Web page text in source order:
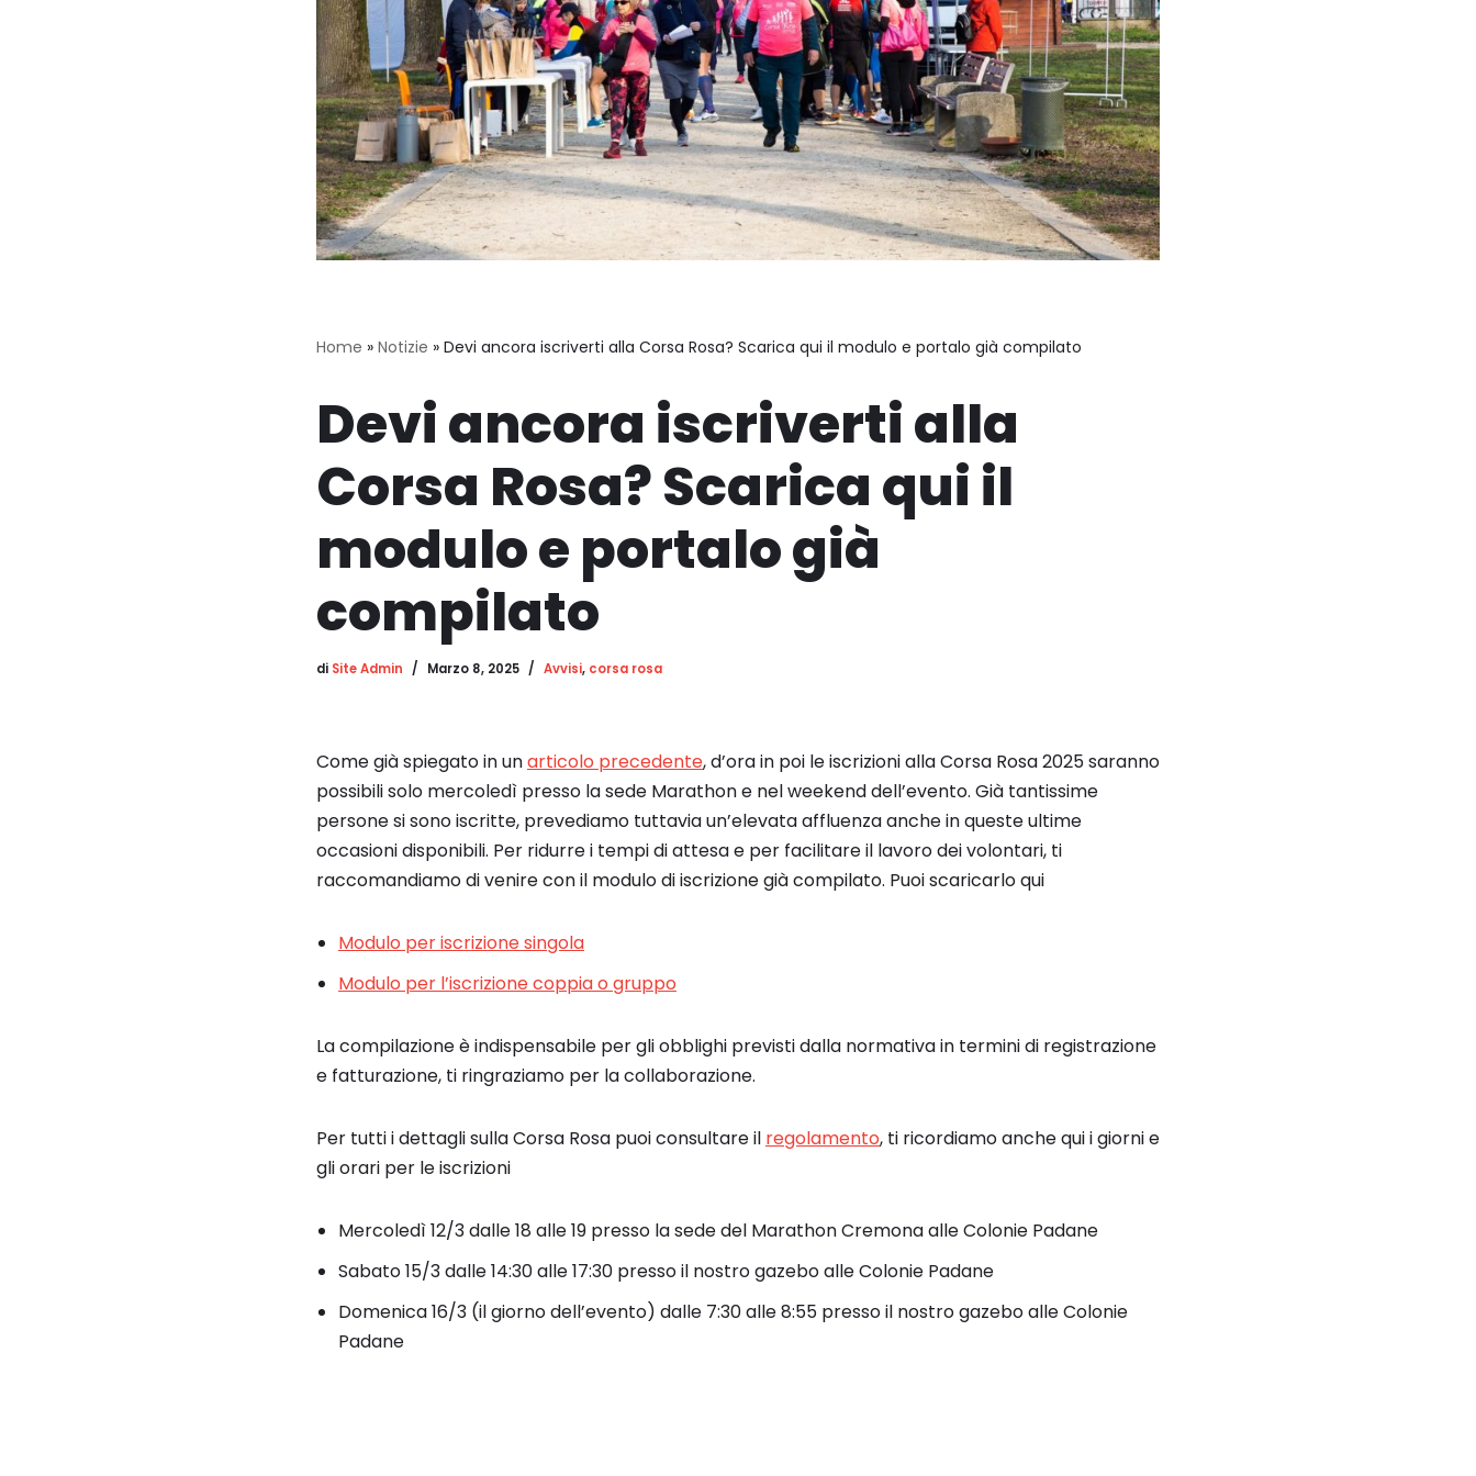
Home » Notizie » Devi ancora iscriverti alla Corsa Rosa? Scarica qui il modulo e portalo già compilato
Devi ancora iscriverti alla
Corsa Rosa? Scarica qui il
modulo e portalo già
compilato
di Site Admin Marzo 8, 2025 Avvisi, corsa rosa
Come già spiegato in unarticolo precedente, d’ora in poi le iscrizioni alla Corsa Rosa 2025 saranno
possibili solo mercoledì presso la sede Marathon e nel weekend dell’evento. Già tantissime
persone si sono iscritte, prevediamo tuttavia un’elevata affluenza anche in queste ultime
occasioni disponibili. Per ridurre i tempi di attesa e per facilitare il lavoro dei volontari, ti
raccomandiamo di venire con il modulo di iscrizione già compilato. Puoi scaricarlo qui
Modulo per iscrizione singola
Modulo per l’iscrizione coppia o gruppo
La compilazione è indispensabile per gli obblighi previsti dalla normativa in termini di registrazione
e fatturazione, ti ringraziamo per la collaborazione.
Per tutti i dettagli sulla Corsa Rosa puoi consultare il regolamento, ti ricordiamo anche qui i giorni e
gli orari per le iscrizioni
Mercoledì 12/3 dalle 18 alle 19 presso la sede del Marathon Cremona alle Colonie Padane
Sabato 15/3 dalle 14:30 alle 17:30 presso il nostro gazebo alle Colonie Padane
Domenica 16/3 (il giorno dell’evento) dalle 7:30 alle 8:55 presso il nostro gazebo alle Colonie
Padane